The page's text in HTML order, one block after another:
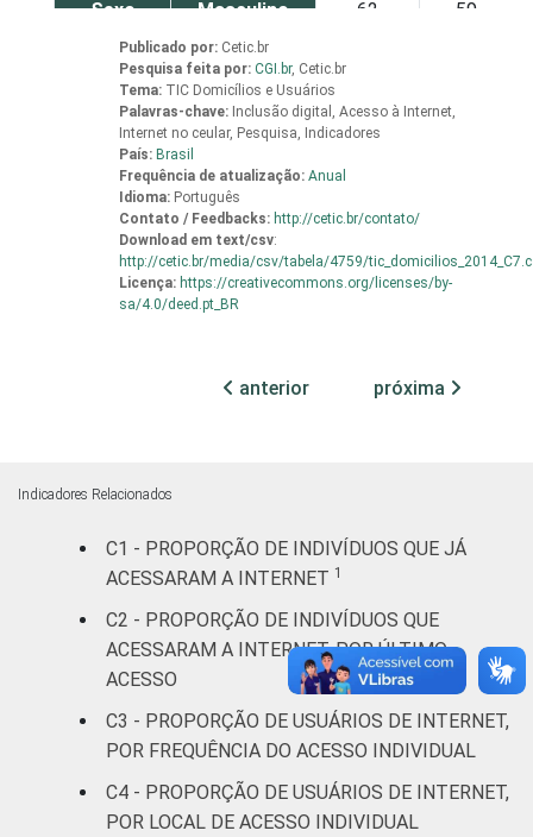
Sexo Masculino 62 59
Feminino
Grau de
instrução
Analfabeto /
infantil
Fundamental
Médio
anos
De 25 a 34
anos
anos
54 50
De 45 a 59
anos
Publicado por: Cetic.br
Pesquisa feita por: CGI.br, Cetic.br
Tema: TIC Domicílios e Usuários
Palavras-chave: Inclusão digital, Acesso à Internet,
Internet no ceular, Pesquisa, Indicadores
País: Brasil
Frequência de atualização: Anual
Idioma: Português
Contato / Feedbacks: http://cetic.br/contato/
Download em text/csv:
http://cetic.br/media/csv/tabela/4759/
Licença: https://creativecommons.org/licenses/by-
sa/4.0/deed.pt_BR
anterior próxima
Indicadores Relacionados
C1 - PROPORÇÃO DE INDIVÍDUOS QUE JÁ
ACESSARAM A INTERNET 1
C2 - PROPORÇÃO DE INDIVÍDUOS QUE
ACESSARAM A INTERNET, POR ÚLTIMO
ACESSO
C3 - PROPORÇÃO DE USUÁRIOS DE INTERNET,
POR FREQUÊNCIA DO ACESSO INDIVIDUAL
C4 - PROPORÇÃO DE USUÁRIOS DE INTERNET,
POR LOCAL DE ACESSO INDIVIDUAL